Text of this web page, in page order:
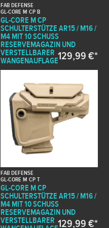
FAB DEFENSE
GL-CORE M CP B
GL-CORE M CP
SCHULTERSTÜTZE AR15 / M16 /
M4 MIT 10 SCHUSS
RESERVEMAGAZIN UND
VERSTELLBARER
WANGENAUFLAGE129,99 €*
FAB DEFENSE
GL-CORE M CP T
GL-CORE M CP
SCHULTERSTÜTZE AR15 / M16 /
M4 MIT 10 SCHUSS
RESERVEMAGAZIN UND
VERSTELLBARER 129,99 €*